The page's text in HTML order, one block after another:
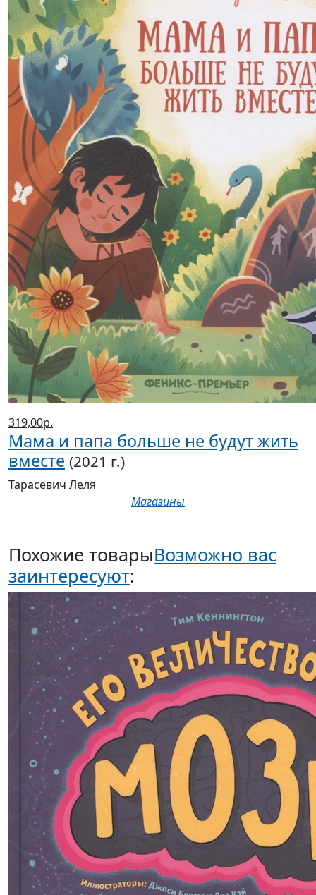
319,00р.
Мама и папа больше не будут жить
вместе (2021 г.)
Тарасевич Леля
Магазины
Похожие товарыВозможно вас
заинтересуют: